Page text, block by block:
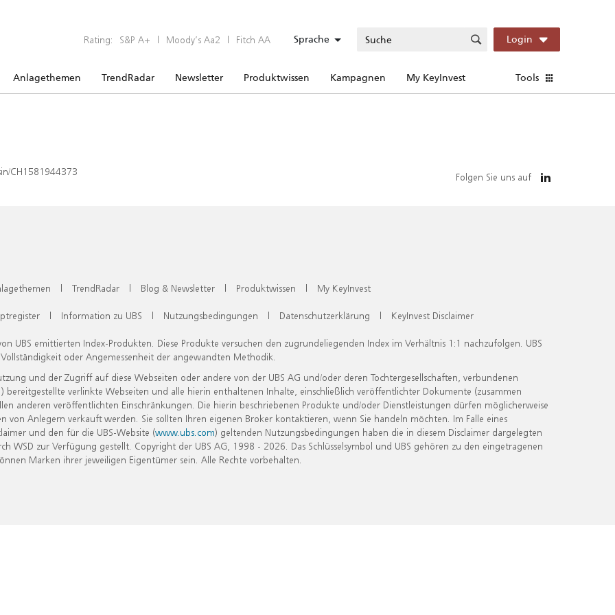
Rating: S&P A+ | Moody’s Aa2 | Fitch AA Sprache Login
Anlagethemen TrendRadar Newsletter Produktwissen Kampagnen My KeyInvest Tools
CH1581944373 Folgen Sie uns auf
| TrendRadar | Blog & Newsletter | Produktwissen | My KeyInvest
| Information zu UBS | Nutzungsbedingungen | Datenschutzerklärung | KeyInvest Disclaimer
UBS emittierten Index-Produkten. Diese Produkte versuchen den zugrundeliegenden Index im Verhältnis 1:1 nachzufolgen. UBS
oder Angemessenheit der angewandten Methodik.
und der Zugriff auf diese Webseiten oder andere von der UBS AG und/oder deren Tochtergesellschaften, verbundenen
verlinkte Webseiten und alle hierin enthaltenen Inhalte, einschließlich veröffentlichter Dokumente (zusammen
anderen veröffentlichten Einschränkungen. Die hierin beschriebenen Produkte und/oder Dienstleistungen dürfen möglicherweise
Anlegern verkauft werden. Sie sollten Ihren eigenen Broker kontaktieren, wenn Sie handeln möchten. Im Falle eines
und den für die UBS-Website (www.ubs.com) geltenden Nutzungsbedingungen haben die in diesem Disclaimer dargelegten
zur Verfügung gestellt. Copyright der UBS AG, 1998 - 2026. Das Schlüsselsymbol und UBS gehören zu den eingetragenen
Marken ihrer jeweiligen Eigentümer sein. Alle Rechte vorbehalten.